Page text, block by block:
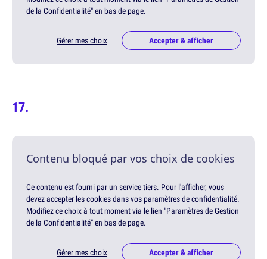
de la Confidentialité" en bas de page.
Gérer mes choix Accepter & afficher
Contenu bloqué par vos choix de cookies
Ce contenu est fourni par un service tiers. Pour l'afficher, vous
devez accepter les cookies dans vos paramètres de confidentialité.
Modifiez ce choix à tout moment via le lien "Paramètres de Gestion
de la Confidentialité" en bas de page.
Gérer mes choix Accepter & afficher